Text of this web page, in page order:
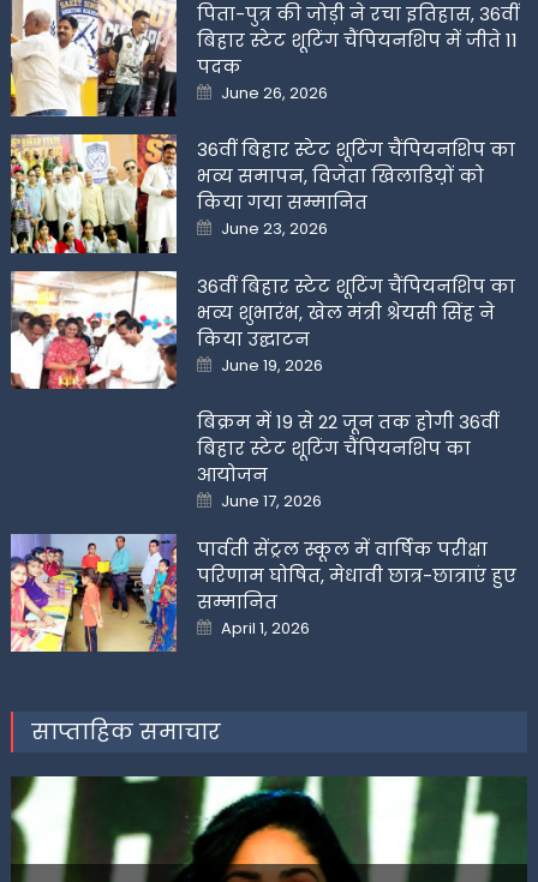
पिता-पुत्र की जोड़ी ने रचा इतिहास, 36वीं
बिहार स्टेट शूटिंग चैंपियनशिप में जीते 11
पदक
Posted
on
June 26, 2026
36वीं बिहार स्टेट शूटिंग चैंपियनशिप का
भव्य समापन, विजेता खिलाडिय़ों को
किया गया सम्मानित
Posted
on
June 23, 2026
36वीं बिहार स्टेट शूटिंग चैंपियनशिप का
भव्य शुभारंभ, खेल मंत्री श्रेयसी सिंह ने
किया उद्घाटन
Posted
on
June 19, 2026
बिक्रम में 19 से 22 जून तक होगी 36वीं
बिहार स्टेट शूटिंग चैंपियनशिप का
आयोजन
Posted
on
June 17, 2026
पार्वती सेंट्रल स्कूल में वार्षिक परीक्षा
परिणाम घोषित, मेधावी छात्र-छात्राएं हुए
सम्मानित
Posted
on
April 1, 2026
साप्ताहिक समाचार